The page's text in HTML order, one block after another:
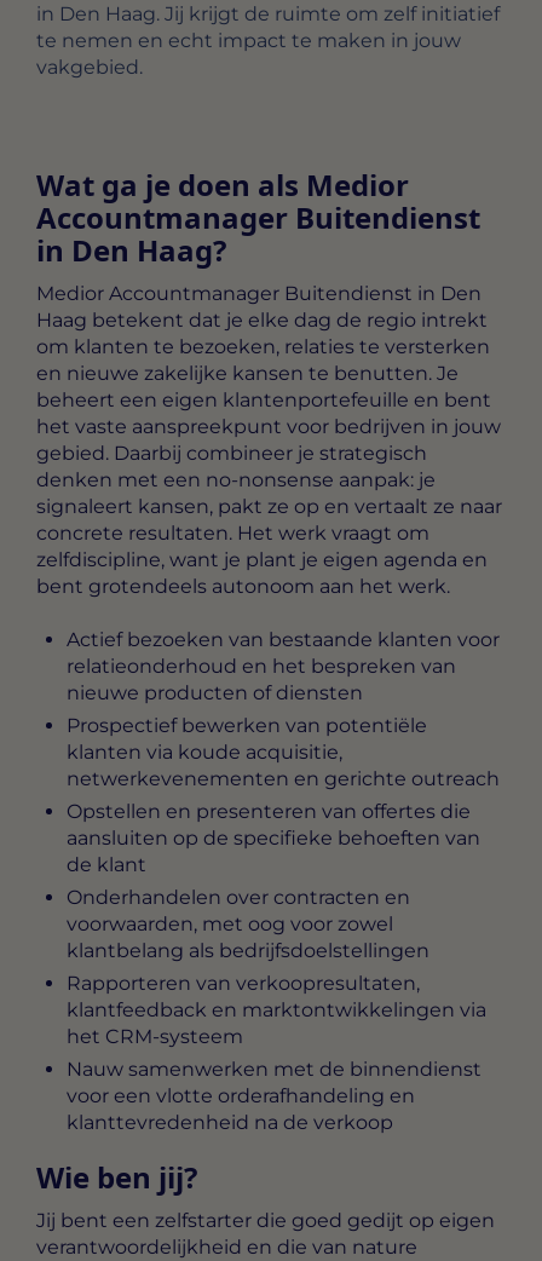
in Den Haag. Jij krijgt de ruimte om zelf initiatief
te nemen en echt impact te maken in jouw
vakgebied.
Wat ga je doen als Medior
Accountmanager Buitendienst
in Den Haag?
Medior Accountmanager Buitendienst in Den
Haag betekent dat je elke dag de regio intrekt
om klanten te bezoeken, relaties te versterken
en nieuwe zakelijke kansen te benutten. Je
beheert een eigen klantenportefeuille en bent
het vaste aanspreekpunt voor bedrijven in jouw
gebied. Daarbij combineer je strategisch
denken met een no-nonsense aanpak: je
signaleert kansen, pakt ze op en vertaalt ze naar
concrete resultaten. Het werk vraagt om
zelfdiscipline, want je plant je eigen agenda en
bent grotendeels autonoom aan het werk.
Actief bezoeken van bestaande klanten voor
relatieonderhoud en het bespreken van
nieuwe producten of diensten
Prospectief bewerken van potentiële
klanten via koude acquisitie,
netwerkevenementen en gerichte outreach
Opstellen en presenteren van offertes die
aansluiten op de specifieke behoeften van
de klant
Onderhandelen over contracten en
voorwaarden, met oog voor zowel
klantbelang als bedrijfsdoelstellingen
Rapporteren van verkoopresultaten,
klantfeedback en marktontwikkelingen via
het CRM-systeem
Nauw samenwerken met de binnendienst
voor een vlotte orderafhandeling en
klanttevredenheid na de verkoop
Wie ben jij?
Jij bent een zelfstarter die goed gedijt op eigen
verantwoordelijkheid en die van nature